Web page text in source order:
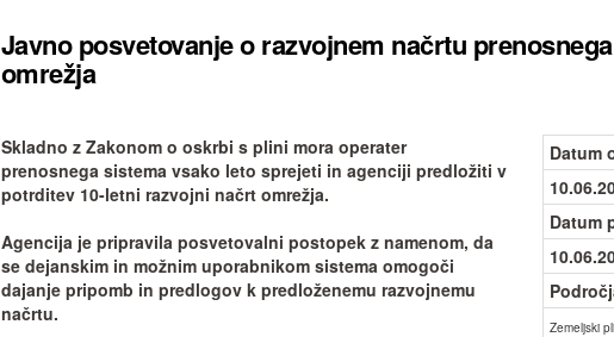
Javno posvetovanje o razvojnem načrtu
omrežja
Skladno z Zakonom o oskrbi s plini mora operater
prenosnega sistema vsako leto sprejeti in agenciji predložiti v
potrditev 10-letni razvojni načrt omrežja.
Agencija je pripravila posvetovalni postopek z namenom, da
se dejanskim in možnim uporabnikom sistema omogoči
dajanje pripomb in predlogov k predloženemu razvojnemu
načrtu.
Datum
Datum
Zemeljski